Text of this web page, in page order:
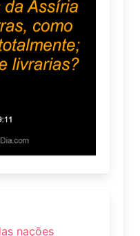
nações